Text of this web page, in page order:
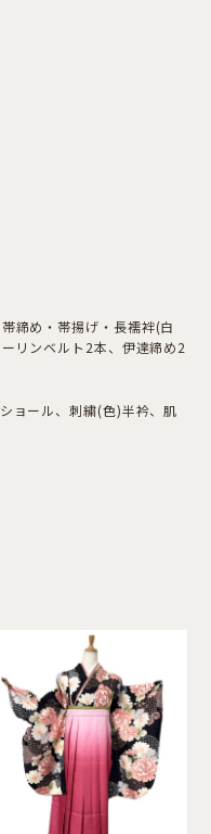
締め・帯揚げ・長襦袢(白
リンベルト2本、伊達締め2
ョール、刺繍(色)半衿、肌